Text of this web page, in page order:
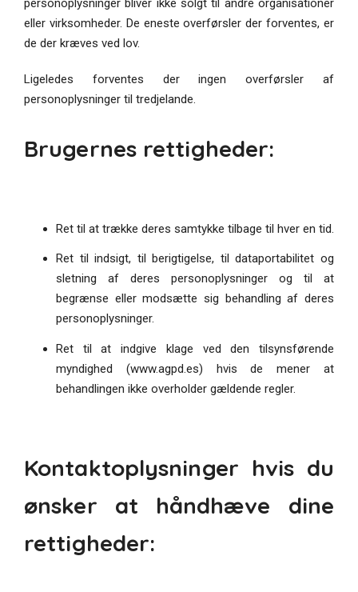
eller virksomheder. De eneste overførsler der forventes, er
de der kræves ved lov.
Ligeledes forventes der ingen overførsler af
personoplysninger til tredjelande.
Brugernes rettigheder:
Ret til at trække deres samtykke tilbage til hver en tid.
Ret til indsigt, til berigtigelse, til dataportabilitet og
sletning af deres personoplysninger og til at
begrænse eller modsætte sig behandling af deres
personoplysninger.
Ret til at indgive klage ved den tilsynsførende
myndighed (www.agpd.es) hvis de mener at
behandlingen ikke overholder gældende regler.
Kontaktoplysninger hvis du
ønsker at håndhæve dine
rettigheder: